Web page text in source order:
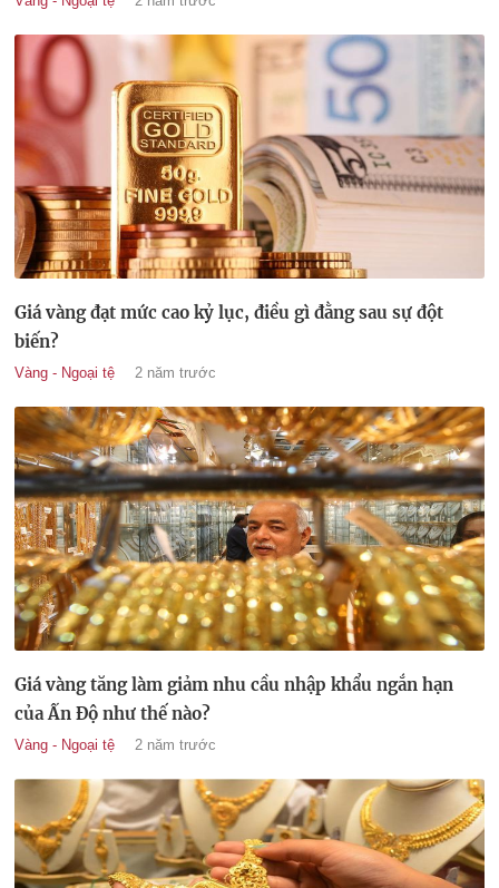
Giá vàng đạt mức cao kỷ lục, điều gì đằng sau sự đột
biến?
Vàng - Ngoại tệ 2 năm trước
Giá vàng tăng làm giảm nhu cầu nhập khẩu ngắn hạn
của Ấn Độ như thế nào?
Vàng - Ngoại tệ 2 năm trước